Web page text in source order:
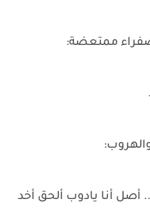
ممتعضة:
أصل أنا يادوب ألحق أخد